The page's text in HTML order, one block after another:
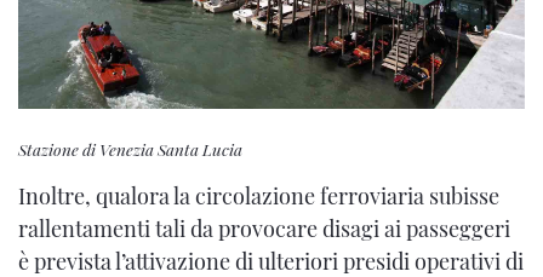
Stazione di Venezia Santa Lucia
Inoltre, qualora la circolazione ferroviaria subisse
rallentamenti tali da provocare disagi ai passeggeri
è prevista l’attivazione di ulteriori presidi operativi di